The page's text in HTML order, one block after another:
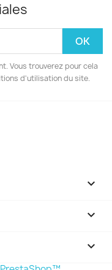
Vous trouverez pour cela
d'utilisation du site.


keyboard_arrow_down